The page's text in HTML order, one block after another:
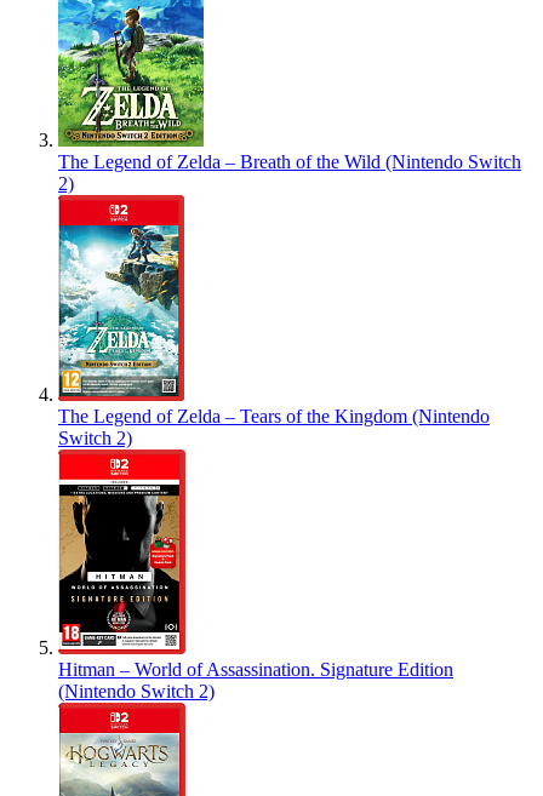
The Legend of Zelda – Breath of the Wild (Nintendo Switch
2)
The Legend of Zelda – Tears of the Kingdom (Nintendo
Switch 2)
Hitman – World of Assassination. Signature Edition
(Nintendo Switch 2)